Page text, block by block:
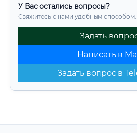
У Вас остались вопросы?
Свяжитесь с нами удобным способом:
Задать
Написать в
Задать вопрос в